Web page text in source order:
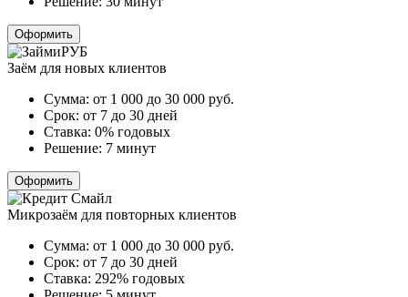
Оформить
Заём для новых клиентов
Сумма: от 1 000 до 30 000 руб.
Срок: от 7 до 30 дней
Ставка: 0% годовых
Решение: 7 минут
Оформить
Микрозаём для повторных клиентов
Сумма: от 1 000 до 30 000 руб.
Срок: от 7 до 30 дней
Ставка: 292% годовых